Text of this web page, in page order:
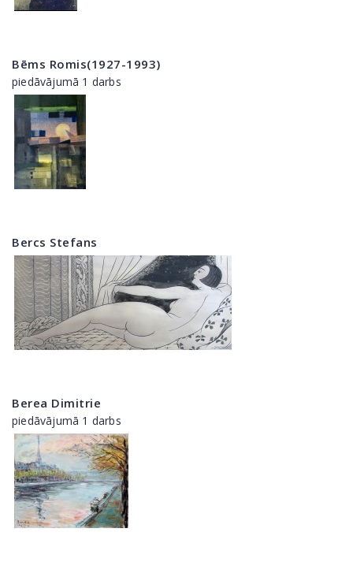
Bēms Romis(1927-1993)
piedāvājumā 1 darbs
Bercs Stefans
Berea Dimitrie
piedāvājumā 1 darbs